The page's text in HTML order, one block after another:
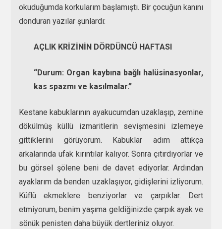
okuduğumda korkularım başlamıştı. Bir çocuğun kanını
donduran yazılar şunlardı:
AÇLIK KRİZİNİN DÖRDÜNCÜ HAFTASI
“Durum: Organ kaybına bağlı halüsinasyonlar,
kas spazmı ve kasılmalar.”
Kestane kabuklarının ayakucumdan uzaklaşıp, zemine
dökülmüş küllü izmaritlerin sevişmesini izlemeye
gittiklerini görüyorum. Kabuklar adım attıkça
arkalarında ufak kırıntılar kalıyor. Sonra çıtırdıyorlar ve
bu görsel şölene beni de davet ediyorlar. Ardından
ayaklarım da benden uzaklaşıyor, gidişlerini izliyorum.
Küflü ekmeklere benziyorlar ve çarpıklar. Dert
etmiyorum, benim yaşıma geldiğinizde çarpık ayak ve
sönük penisten daha büyük dertleriniz oluyor.